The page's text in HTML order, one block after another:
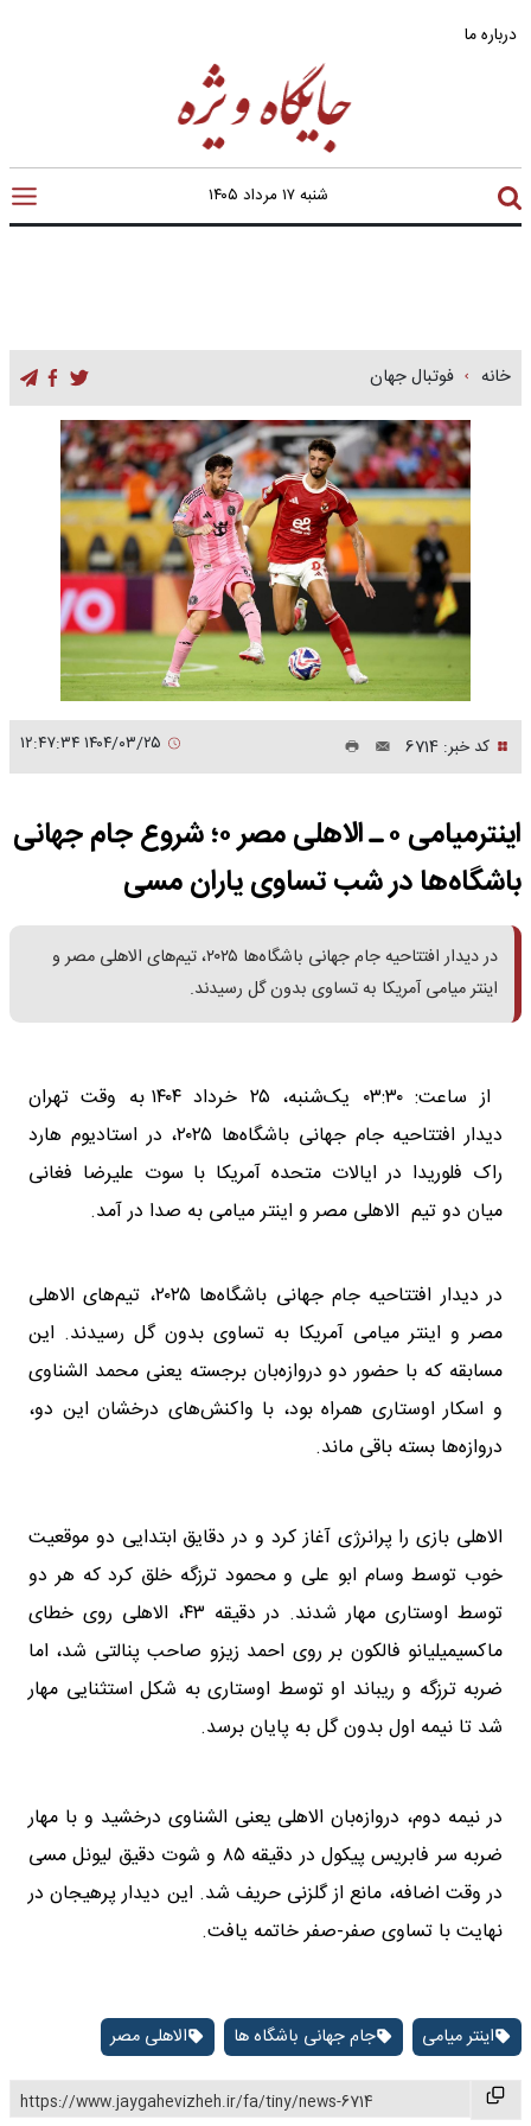
درباره ما
شنبه ۱۷ مرداد ۱۴۰۵
خانه فوتبال جهان
کد خبر: 6714
اینترمیامی ۰ ـ الاهلی مصر ۰؛ شروع جام جهانی
باشگاه‌ها در شب تساوی یاران مسی
در دیدار افتتاحیه جام جهانی باشگاه‌ها ۲۰۲۵، تیم‌های الاهلی مصر و
اینتر میامی آمریکا به تساوی بدون گل رسیدند.
از ساعت: ۰۳:۳۰ یک‌شنبه، ۲۵ خرداد ۱۴۰۴ به وقت تهران
دیدار افتتاحیه جام جهانی باشگاه‌ها ۲۰۲۵، در استادیوم هارد
راک فلوریدا در ایالات متحده آمریکا با سوت علیرضا فغانی
میان دو تیم الاهلی مصر و اینتر میامی به صدا در آمد.
در دیدار افتتاحیه جام جهانی باشگاه‌ها ۲۰۲۵، تیم‌های الاهلی
مصر و اینتر میامی آمریکا به تساوی بدون گل رسیدند. این
مسابقه که با حضور دو دروازه‌بان برجسته یعنی محمد الشناوی
و اسکار اوستاری همراه بود، با واکنش‌های درخشان این دو،
دروازه‌ها بسته باقی ماند.
الاهلی بازی را پرانرژی آغاز کرد و در دقایق ابتدایی دو موقعیت
خوب توسط وسام ابو علی و محمود ترزگه خلق کرد که هر دو
توسط اوستاری مهار شدند. در دقیقه ۴۳، الاهلی روی خطای
ماکسیمیلیانو فالکون بر روی احمد زیزو صاحب پنالتی شد، اما
ضربه ترزگه و ریباند او توسط اوستاری به شکل استثنایی مهار
شد تا نیمه اول بدون گل به پایان برسد.
در نیمه دوم، دروازه‌بان الاهلی یعنی الشناوی درخشید و با مهار
ضربه سر فابریس پیکول در دقیقه ۸۵ و شوت دقیق لیونل مسی
در وقت اضافه، مانع از گلزنی حریف شد. این دیدار پرهیجان در
نهایت با تساوی صفر-صفر خاتمه یافت.
اینتر میامی جام جهانی باشگاه ها الاهلی مصر
https://www.jaygahevizheh.ir/fa/tiny/news-6714